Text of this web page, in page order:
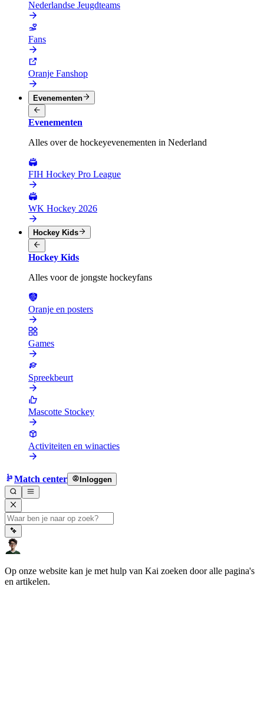
Nederlandse Jeugdteams
Fans
Oranje Fanshop
Evenementen
Evenementen
Alles over de hockeyevenementen in Nederland
FIH Hockey Pro League
WK Hockey 2026
Hockey Kids
Hockey Kids
Alles voor de jongste hockeyfans
Oranje en posters
Games
Spreekbeurt
Mascotte Stockey
Activiteiten en winacties
Match center Inloggen
Op onze website kan je met hulp van Kai zoeken door alle pagina's
en artikelen.